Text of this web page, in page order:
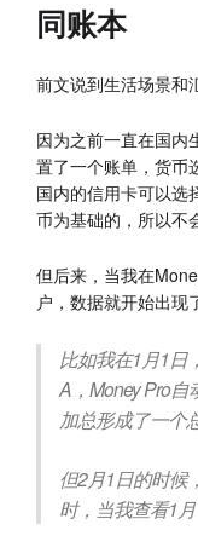
同账本
前文说到生活场景和
因为之前一直在国内
置了一个账单，货币
国内的信用卡可以选
币为基础的，所以不
但后来，当我在
户，数据就开始出现
比如我在1月1日
A，Money Pro
加总形成了一个
但2月1日的时候
时，当我查看1